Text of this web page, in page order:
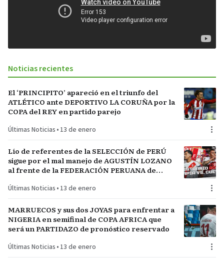
Noticias recientes
El ‘PRINCIPITO’ apareció en el triunfo del
ATLÉTICO ante DEPORTIVO LA CORUÑA por la
COPA del REY en partido parejo
Últimas Noticias • 13 de enero
Lío de referentes de la SELECCIÓN de PERÚ
sigue por el mal manejo de AGUSTÍN LOZANO
al frente de la FEDERACIÓN PERUANA de
Últimas Noticias • 13 de enero
MARRUECOS y sus dos JOYAS para enfrentar a
NIGERIA en semifinal de COPA AFRICA que
será un PARTIDAZO de pronóstico reservado
Últimas Noticias • 13 de enero